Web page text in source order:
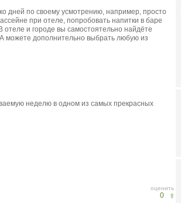
дней по своему усмотрению, например, просто
при отеле, попробовать напитки в баре
отеле и городе вы самостоятельно найдёте
можете дополнительно выбрать любую из
неделю в одном из самых прекрасных
оценить
0